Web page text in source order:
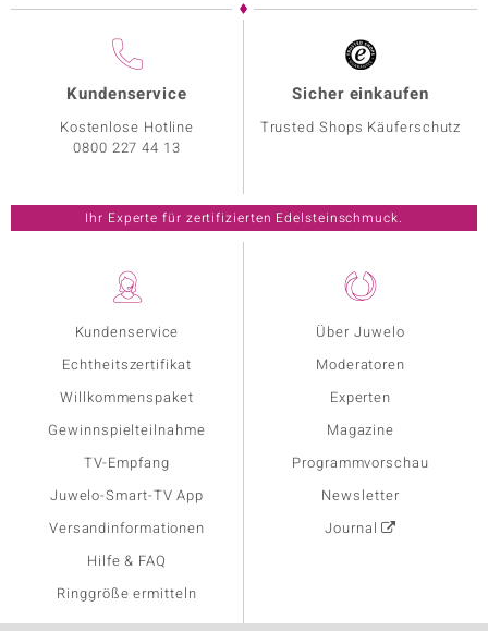
Kundenservice
Echtheitszertifikat
Willkommenspaket
Gewinnspielteilnahme
TV-Empfang
Juwelo-Smart-TV App
Versandinformationen
Hilfe & FAQ
Ringgröße ermitteln
Über Juwelo
Moderatoren
Experten
Magazine
Programmvorschau
Newsletter
Journal
Kundenservice
Kostenlose Hotline
0800 227 44 13
Sicher einkaufen
Trusted Shops Käuferschutz
Ihr Experte für zertifizierten Edelsteinschmuck.